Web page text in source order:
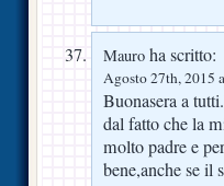
Mauro ha scritto:
Agosto 27th, 2015
Buonasera a
dal fatto che la
molto padre e
bene,anche se il